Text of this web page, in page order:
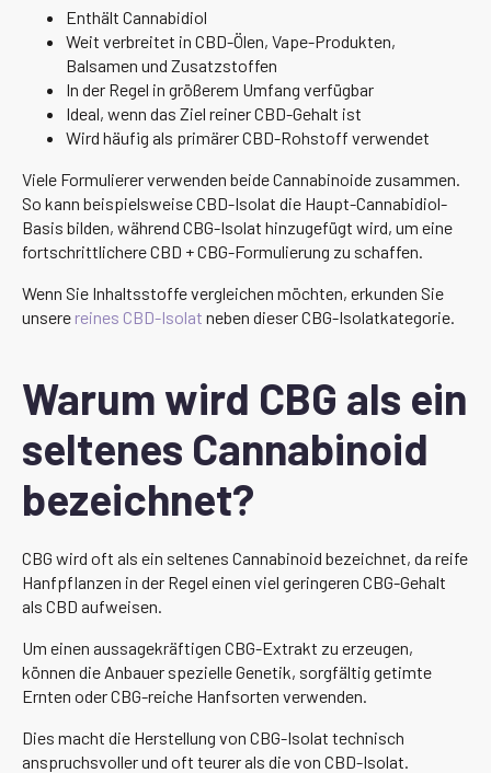
Enthält Cannabidiol
Weit verbreitet in CBD-Ölen, Vape-Produkten,
Balsamen und Zusatzstoffen
In der Regel in größerem Umfang verfügbar
Ideal, wenn das Ziel reiner CBD-Gehalt ist
Wird häufig als primärer CBD-Rohstoff verwendet
Viele Formulierer verwenden beide Cannabinoide zusammen.
So kann beispielsweise CBD-Isolat die Haupt-Cannabidiol-
Basis bilden, während CBG-Isolat hinzugefügt wird, um eine
fortschrittlichere CBD + CBG-Formulierung zu schaffen.
Wenn Sie Inhaltsstoffe vergleichen möchten, erkunden Sie
unsere reines CBD-Isolat neben dieser CBG-Isolatkategorie.
Warum wird CBG als ein
seltenes Cannabinoid
bezeichnet?
CBG wird oft als ein seltenes Cannabinoid bezeichnet, da reife
Hanfpflanzen in der Regel einen viel geringeren CBG-Gehalt
als CBD aufweisen.
Um einen aussagekräftigen CBG-Extrakt zu erzeugen,
können die Anbauer spezielle Genetik, sorgfältig getimte
Ernten oder CBG-reiche Hanfsorten verwenden.
Dies macht die Herstellung von CBG-Isolat technisch
anspruchsvoller und oft teurer als die von CBD-Isolat.